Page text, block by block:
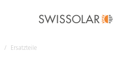
/ Ersatzteile